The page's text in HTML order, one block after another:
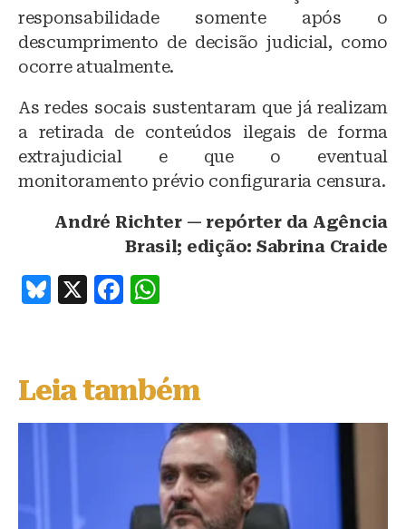
responsabilidade somente após o
descumprimento de decisão judicial, como
ocorre atualmente.
As redes socais sustentaram que já realizam
a retirada de conteúdos ilegais de forma
extrajudicial e que o eventual
monitoramento prévio configuraria censura.
André Richter — repórter da Agência
Brasil; edição: Sabrina Craide
B
s
k
y
X
F
e
b
o
s
A
p
p
Leia também